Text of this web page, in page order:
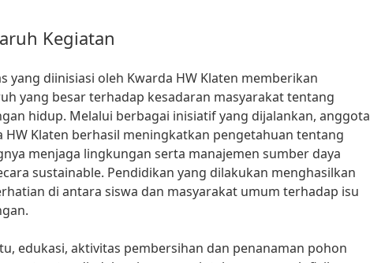
Kegiatan
yang diinisiasi oleh Kwarda HW Klaten memberikan
yang besar terhadap kesadaran masyarakat tentang
hidup. Melalui berbagai inisiatif yang dijalankan, anggota
HW Klaten berhasil meningkatkan pengetahuan tentang
menjaga lingkungan serta manajemen sumber daya
sustainable. Pendidikan yang dilakukan menghasilkan
di antara siswa dan masyarakat umum terhadap isu
edukasi, aktivitas pembersihan dan penanaman pohon